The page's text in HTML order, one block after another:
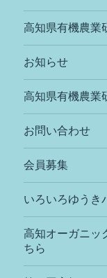
高知県有機農業
お知らせ
高知県有機農業
お問い合わせ
会員募集
いろいろゆうき
高知オーガニッ
ちら